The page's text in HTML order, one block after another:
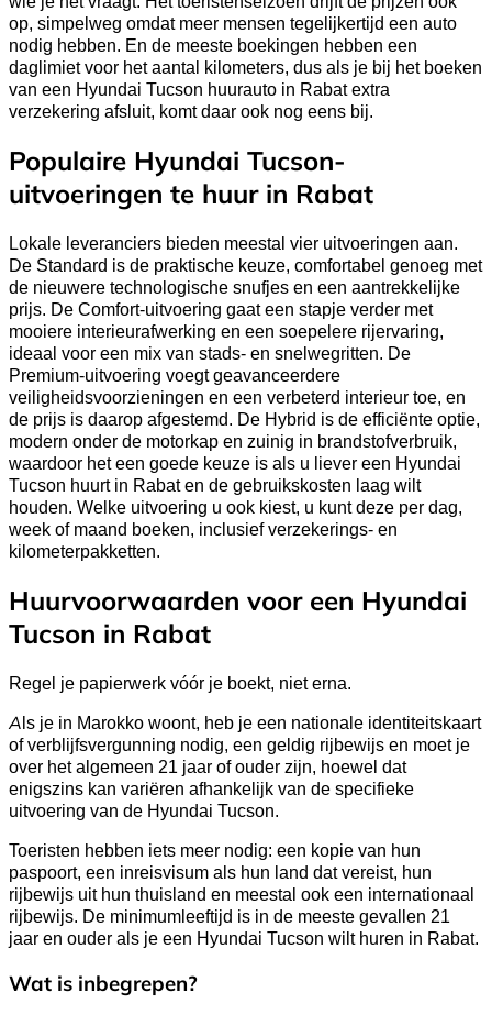
op, simpelweg omdat meer mensen tegelijkertijd een auto
nodig hebben. En de meeste boekingen hebben een
daglimiet voor het aantal kilometers, dus als je bij het boeken
van een Hyundai Tucson huurauto in Rabat extra
verzekering afsluit, komt daar ook nog eens bij.
Populaire Hyundai Tucson-
uitvoeringen te huur in Rabat
Lokale leveranciers bieden meestal vier uitvoeringen aan.
De Standard is de praktische keuze, comfortabel genoeg met
de nieuwere technologische snufjes en een aantrekkelijke
prijs. De Comfort-uitvoering gaat een stapje verder met
mooiere interieurafwerking en een soepelere rijervaring,
ideaal voor een mix van stads- en snelwegritten. De
Premium-uitvoering voegt geavanceerdere
veiligheidsvoorzieningen en een verbeterd interieur toe, en
de prijs is daarop afgestemd. De Hybrid is de efficiënte optie,
modern onder de motorkap en zuinig in brandstofverbruik,
waardoor het een goede keuze is als u liever een Hyundai
Tucson huurt in Rabat en de gebruikskosten laag wilt
houden. Welke uitvoering u ook kiest, u kunt deze per dag,
week of maand boeken, inclusief verzekerings- en
kilometerpakketten.
Huurvoorwaarden voor een Hyundai
Tucson in Rabat
Regel je papierwerk vóór je boekt, niet erna.
Als je in Marokko woont, heb je een nationale identiteitskaart
of verblijfsvergunning nodig, een geldig rijbewijs en moet je
over het algemeen 21 jaar of ouder zijn, hoewel dat
enigszins kan variëren afhankelijk van de specifieke
uitvoering van de Hyundai Tucson.
Toeristen hebben iets meer nodig: een kopie van hun
paspoort, een inreisvisum als hun land dat vereist, hun
rijbewijs uit hun thuisland en meestal ook een internationaal
rijbewijs. De minimumleeftijd is in de meeste gevallen 21
jaar en ouder als je een Hyundai Tucson wilt huren in Rabat.
Wat is inbegrepen?